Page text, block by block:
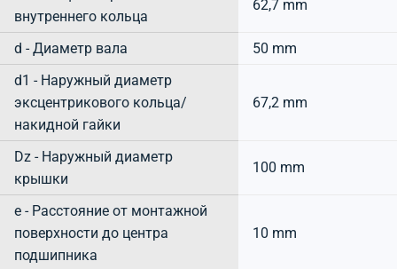
внутреннего кольца
62,7 mm
d - Диаметр вала
50 mm
d1 - Наружный диаметр
эксцентрикового кольца/
накидной гайки
67,2 mm
Dz - Наружный диаметр
крышки
100 mm
e - Расстояние от монтажной
поверхности до центра
подшипника
10 mm